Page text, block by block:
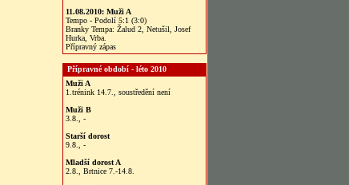
11.08.2010: Muži A
Tempo - Podolí 5:1 (3:0)
Branky Tempa: Žalud 2, Netušil, Josef
Hurka, Vrba.
Přípravný zápas
Přípravné období - léto 2010
Muži A
1.trénink 14.7., soustředění není
Muži B
3.8., -
Starší dorost
9.8., -
Mladší dorost A
2.8., Brtnice 7.-14.8.